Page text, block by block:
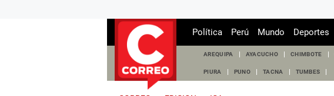
Política Perú Mundo Deportes
AREQUIPA AYACUCHO CHIMBOTE
PIURA PUNO TACNA TUMBES